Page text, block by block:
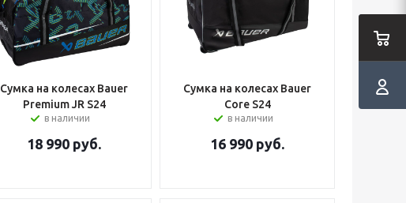
Сумка на колесах Bauer
Premium JR S24
в наличии
18 990 руб.
Сумка на колесах Bauer
Core S24
в наличии
16 990 руб.